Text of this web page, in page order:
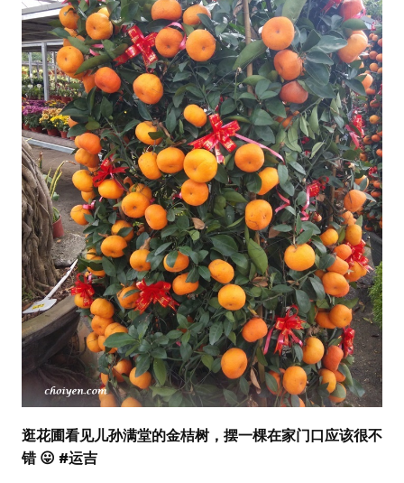
逛花圃看见儿孙满堂的金桔树，摆一棵在家门口应该很不
错 😛 #运吉